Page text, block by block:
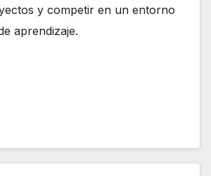
y competir en un entorno
aprendizaje.